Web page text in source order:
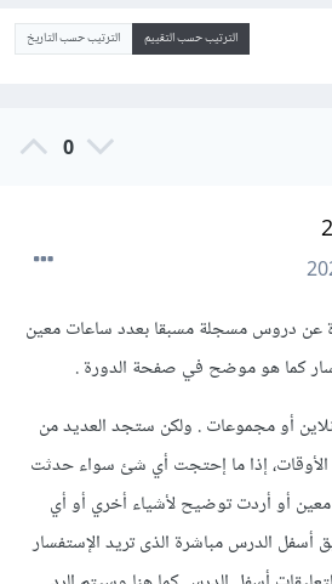
الترتيب حسب التقييم الترتيب حسب التاريخ
0
عن دروس مسجلة مسبقا بعدد ساعات معين
كما هو موضح في صفحة الدورة .
أو مجموعات . ولكن ستجد العديد من
الأوقات، إذا ما إحتجت أي شئ سواء حدثت
أو أردت توضيح لأشياء أخري أو أي
أسفل الدرس مباشرة الذى تريد الإستفسار